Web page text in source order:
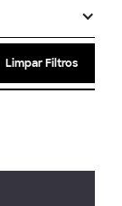
Limpar Filtros